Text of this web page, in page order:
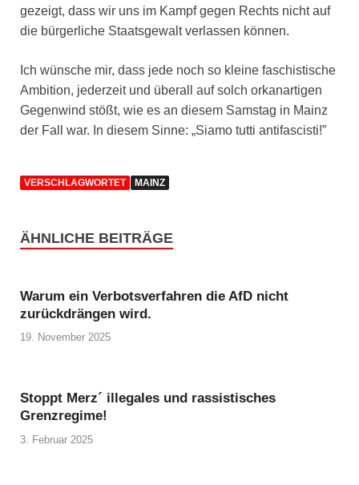
gezeigt, dass wir uns im Kampf gegen Rechts nicht auf
die bürgerliche Staatsgewalt verlassen können.
Ich wünsche mir, dass jede noch so kleine faschistische
Ambition, jederzeit und überall auf solch orkanartigen
Gegenwind stößt, wie es an diesem Samstag in Mainz
der Fall war. In diesem Sinne: „Siamo tutti antifascisti!”
VERSCHLAGWORTET MAINZ
ÄHNLICHE BEITRÄGE
Warum ein Verbotsverfahren die AfD nicht
zurückdrängen wird.
19. November 2025
Stoppt Merz´ illegales und rassistisches
Grenzregime!
3. Februar 2025